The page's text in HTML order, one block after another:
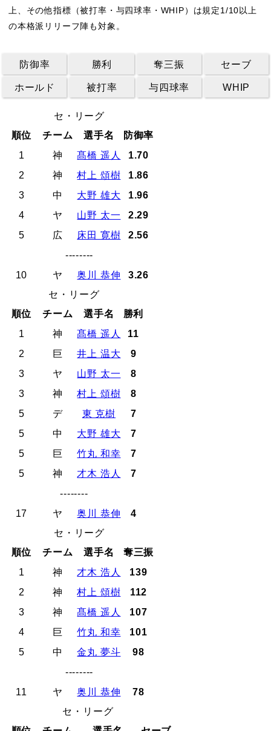
上、その他指標（被打率・与四球率・WHIP）は規定1/10以上
の本格派リリーフ陣も対象。
防御率 勝利 奪三振 セーブ
ホールド 被打率 与四球率 WHIP
セ・リーグ
順位
チーム 選手名
防御率
1
神 髙橋 遥人
1.70
2
神 村上 頌樹
1.86
3
中 大野 雄大
1.96
4
ヤ 山野 太一
2.29
5
広 床田 寛樹
2.56
--------
10
ヤ 奥川 恭伸
3.26
セ・リーグ
順位
チーム 選手名
勝利
1
神 髙橋 遥人
11
2
巨 井上 温大
9
3
ヤ 山野 太一
8
3
神 村上 頌樹
8
5
デ 東 克樹
7
5
中 大野 雄大
7
5
巨 竹丸 和幸
7
5
神 才木 浩人
7
--------
17
ヤ 奥川 恭伸
4
セ・リーグ
順位
チーム 選手名
奪三振
1
神 才木 浩人
139
2
神 村上 頌樹
112
3
神 髙橋 遥人
107
4
巨 竹丸 和幸
101
5
中 金丸 夢斗
98
--------
11
ヤ 奥川 恭伸
78
セ・リーグ